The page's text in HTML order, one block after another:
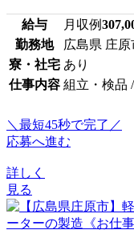
給与 月収例
勤務地
広島県 庄原
寮・社宅 あり
仕事内容 組立・検品
＼最短45秒で完了／
応募へ進む
詳しく
見る